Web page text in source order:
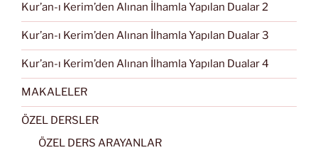
Kur’an-ı Kerim’den Alınan İlhamla Yapılan Dualar 2
Kur’an-ı Kerim’den Alınan İlhamla Yapılan Dualar 3
Kur’an-ı Kerim’den Alınan İlhamla Yapılan Dualar 4
MAKALELER
ÖZEL DERSLER
ÖZEL DERS ARAYANLAR